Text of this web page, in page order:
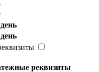
реквизиты